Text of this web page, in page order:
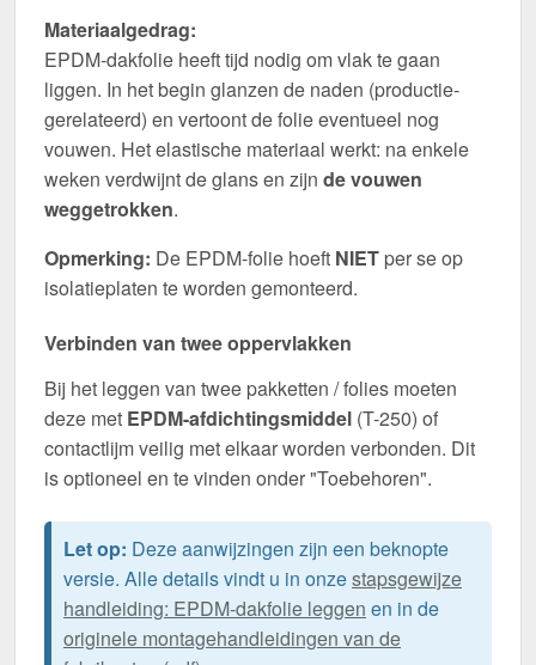
Materiaalgedrag:
EPDM-dakfolie heeft tijd nodig om vlak te gaan
liggen. In het begin glanzen de naden (productie-
gerelateerd) en vertoont de folie eventueel nog
vouwen. Het elastische materiaal werkt: na enkele
weken verdwijnt de glans en zijn de vouwen
weggetrokken.
Opmerking: De EPDM-folie hoeft NIET per se op
isolatieplaten te worden gemonteerd.
Verbinden van twee oppervlakken
Bij het leggen van twee pakketten / folies moeten
deze met EPDM-afdichtingsmiddel (T-250) of
contactlijm veilig met elkaar worden verbonden. Dit
is optioneel en te vinden onder "Toebehoren".
Let op: Deze aanwijzingen zijn een beknopte
versie. Alle details vindt u in onzestapsgewijze
handleiding: EPDM-dakfolie leggen en in de
originele montagehandleidingen van de